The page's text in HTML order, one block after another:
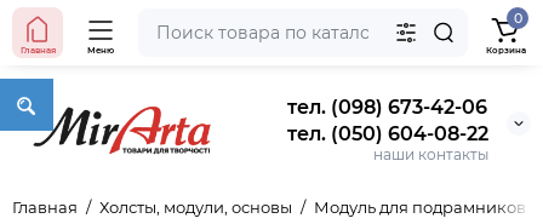
тел. (098) 673-42-06
тел. (050) 604-08-22
наши контакты
Главная Меню
0
Корзина
Главная Холсты, модули, основы Модуль для подрамников